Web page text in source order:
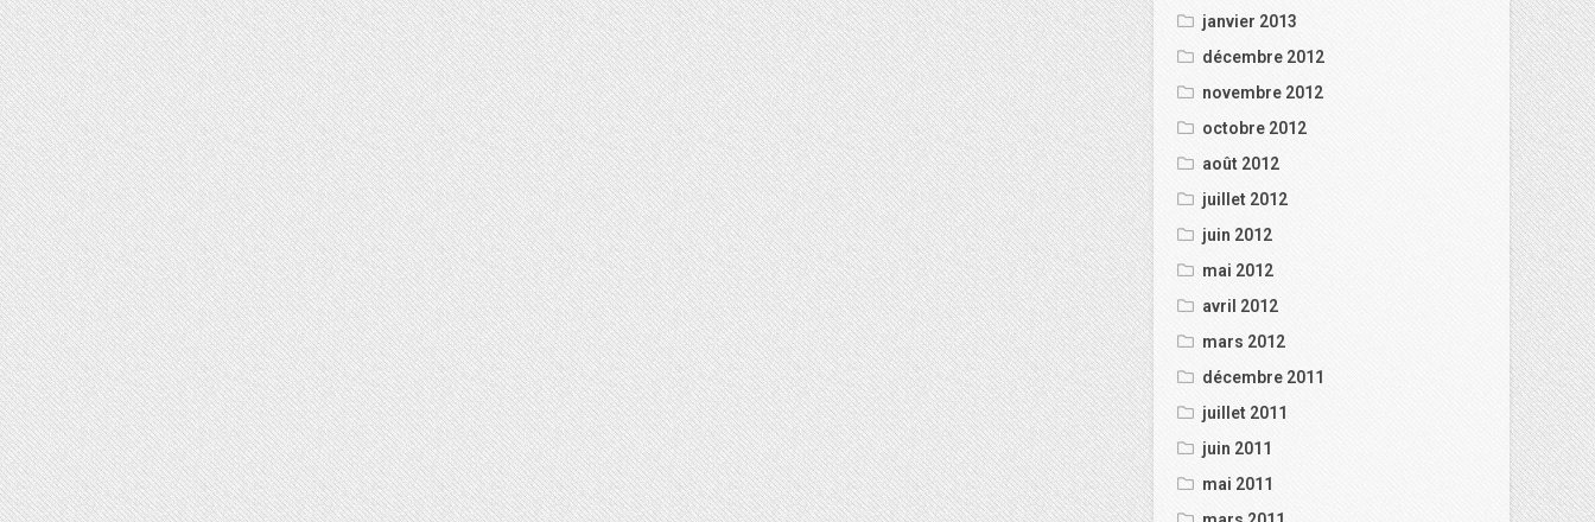
janvier 2013
décembre 2012
novembre 2012
octobre 2012
août 2012
juillet 2012
juin 2012
mai 2012
avril 2012
mars 2012
décembre 2011
juillet 2011
juin 2011
mai 2011